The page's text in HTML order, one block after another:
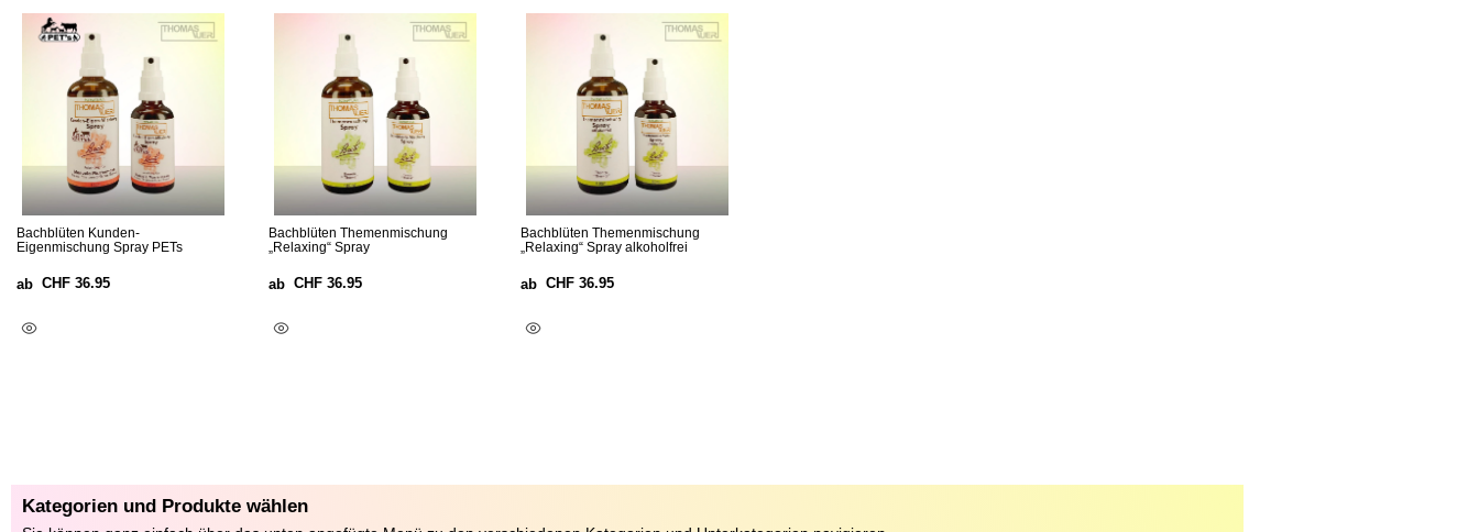
Bachblüten Kunden-
Eigenmischung Spray PETs
ab CHF 36.95
Bachblüten Themenmischung
„Relaxing“ Spray
ab CHF 36.95
Bachblüten Themenmischung
„Relaxing“ Spray alkoholfrei
ab CHF 36.95
Kategorien und Produkte wählen